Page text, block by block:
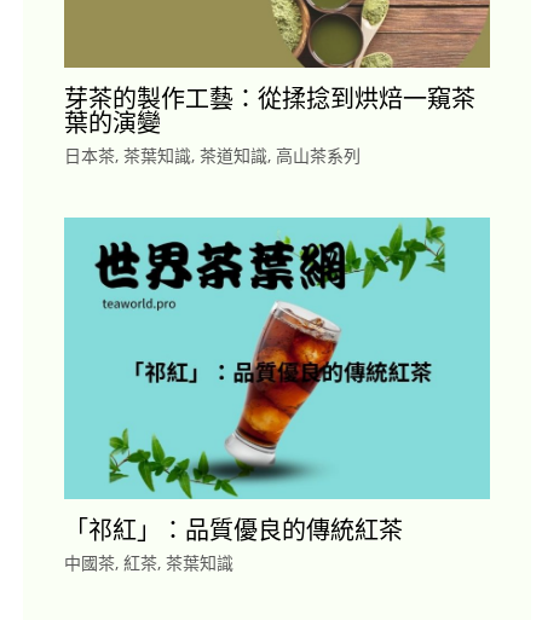
芽茶的製作工藝：從揉捻到烘焙一窺茶
葉的演變
日本茶, 茶葉知識, 茶道知識, 高山茶系列
「祁紅」：品質優良的傳統紅茶
中國茶, 紅茶, 茶葉知識